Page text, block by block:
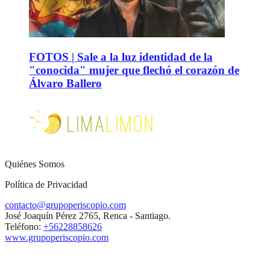
FOTOS | Sale a la luz identidad de la
"conocida" mujer que flechó el corazón de
Álvaro Ballero
Quiénes Somos
Política de Privacidad
contacto@grupoperiscopio.com
José Joaquín Pérez 2765, Renca - Santiago.
Teléfono: +56228858626
www.grupoperiscopio.com